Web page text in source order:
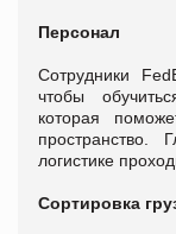
Персонал
Сотрудники
чтобы
которая
пространство.
логистике
Сортировка